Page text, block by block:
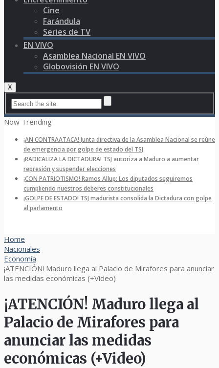
Cine
Farándula
Series de TV
EN VIVO
Asamblea Nacional EN VIVO
Globovisión EN VIVO
X
Now Trending
¡AN CONTRAATACA! Junta directiva de la Asamblea Nacional se reúne
de emergencia por golpe de estado del TSJ
¡RADICALIZA LA DICTADURA! TSJ autoriza a Maduro a aumentar
represión y suspender elecciones
¡CON PATRIOTISMO! Ramos Allup: Los diputados seguiremos
cumpliendo nuestros deberes constitucionales
¡GOLPE DE ESTADO! TSJ madurista consolida la Dictadura con golpe
al parlamento
Home
Nacionales
Economía
¡ATENCIÓN! Maduro llega al Palacio de Mirafores para anunciar
las medidas económicas (+Video)
¡ATENCIÓN! Maduro llega al
Palacio de Mirafores para
anunciar las medidas
económicas (+Video)